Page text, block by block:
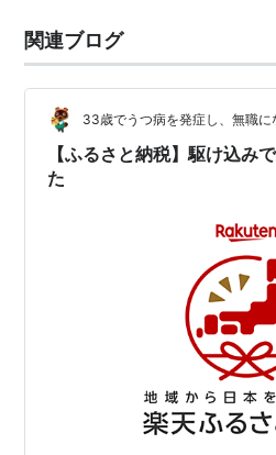
関連ブログ
33歳でうつ病を発症し、無職に
【ふるさと納税】駆け込み
た